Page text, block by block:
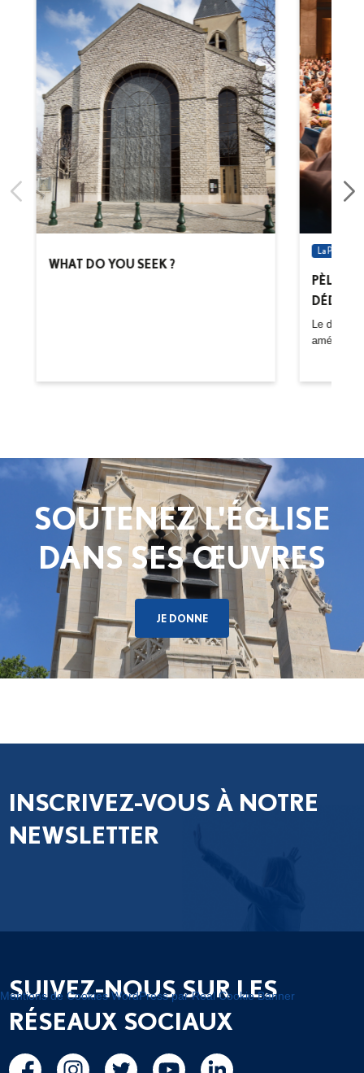
WHAT DO YOU SEEK ?
La
DÉDIÉS
Le
SOUTENEZ L'ÉGLISE
DANS SES ŒUVRES
JE DONNE
INSCRIVEZ-VOUS À NOTRE
NEWSLETTER
SUIVEZ-NOUS SUR LES
RÉSEAUX SOCIAUX
Mentions de Cookies WordPress par Real Cookie Banner